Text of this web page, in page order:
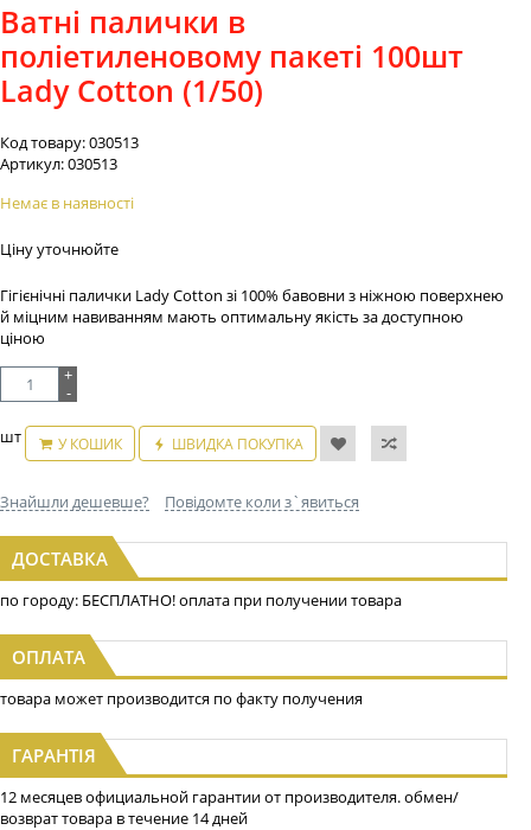
Ватні палички в
поліетиленовому пакеті 100шт
Lady Cotton (1/50)
Код товару:030513
Артикул:030513
Немає в наявності
Ціну уточнюйте
Гігієнічні палички Lady Cotton зі 100% бавовни з ніжною поверхнею
й міцним навиванням мають оптимальну якість за доступною
ціною
+
-
шт У КОШИК ШВИДКА ПОКУПКА
Знайшли дешевше? Повідомте коли з`явиться
ДОСТАВКА
по городу: БЕСПЛАТНО! оплата при получении товара
ОПЛАТА
товара может производится по факту получения
ГАРАНТІЯ
12 месяцев официальной гарантии от производителя. обмен/
возврат товара в течение 14 дней